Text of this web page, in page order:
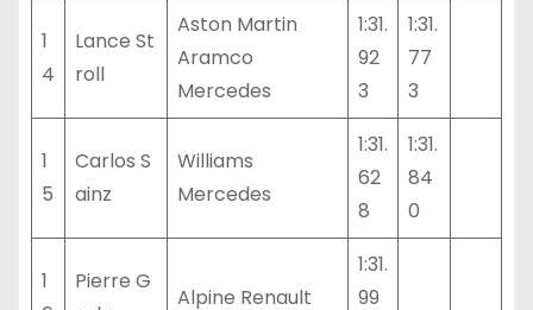
1
4
Lance St
roll
Aston Martin
Aramco
Mercedes
1:31.
92
3
1:31.
77
3
1
5
Carlos S
ainz
Williams
Mercedes
1:31.
62
8
1:31.
84
0
1
Pierre G
Alpine Renault
1:31.
99